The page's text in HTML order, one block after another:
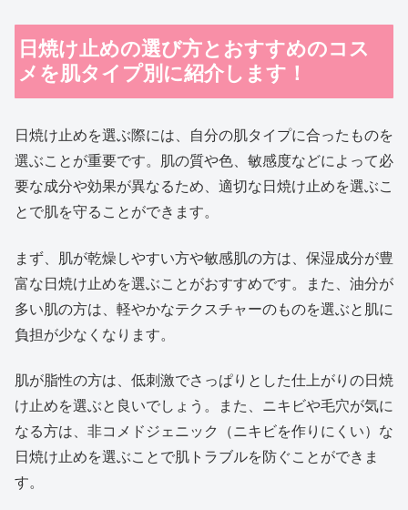
日焼け止めの選び方とおすすめのコス
メを肌タイプ別に紹介します！
日焼け止めを選ぶ際には、自分の肌タイプに合ったものを
選ぶことが重要です。肌の質や色、敏感度などによって必
要な成分や効果が異なるため、適切な日焼け止めを選ぶこ
とで肌を守ることができます。
まず、肌が乾燥しやすい方や敏感肌の方は、保湿成分が豊
富な日焼け止めを選ぶことがおすすめです。また、油分が
多い肌の方は、軽やかなテクスチャーのものを選ぶと肌に
負担が少なくなります。
肌が脂性の方は、低刺激でさっぱりとした仕上がりの日焼
け止めを選ぶと良いでしょう。また、ニキビや毛穴が気に
なる方は、非コメドジェニック（ニキビを作りにくい）な
日焼け止めを選ぶことで肌トラブルを防ぐことができま
す。